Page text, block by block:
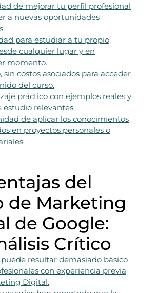
de mejorar tu perfil profesional
a nuevas oportunidades
para estudiar a tu propio
cualquier lugar y en
momento.
sin costos asociados para acceder
del curso.
práctico con ejemplos reales y
estudio relevantes.
de aplicar los conocimientos
en proyectos personales o
del
de Marketing
de Google:
Crítico
puede resultar demasiado básico
con experiencia previa
Digital.